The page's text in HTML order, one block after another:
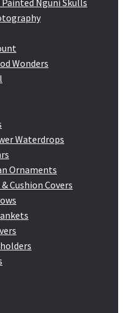
Wonders
Waterdrops
Ornaments
Cushion Covers